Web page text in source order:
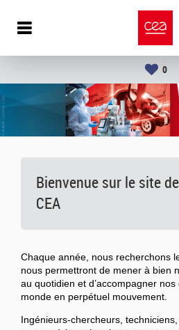
0
Bienvenue sur le site
CEA
Chaque année, nous recherchons
nous permettront de mener à bien
au quotidien et d’accompagner
monde en perpétuel mouvement.
Ingénieurs-chercheurs,